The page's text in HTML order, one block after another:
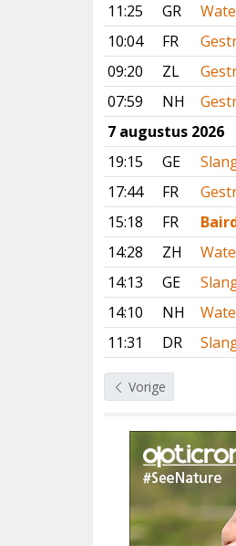
11:25
GR
10:04
FR
09:20
ZL
07:59
NH
7 augustus 2026
19:15
GE
17:44
FR
15:18
FR
14:28
ZH
14:13
GE
14:10
NH
11:31
DR
Vorige